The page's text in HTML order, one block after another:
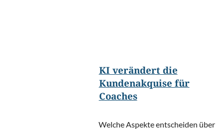
KI verändert die
Kundenakquise für
Coaches
Welche Aspekte entscheiden über